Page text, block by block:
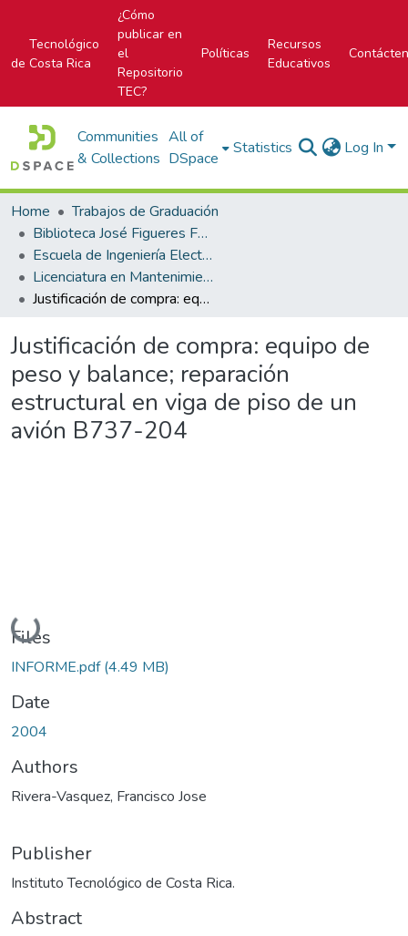
Tecnológico
de Costa Rica
¿Cómo
publicar en
el
Repositorio
TEC?
Políticas
Recursos
Educativos
Communities
& Collections
All of
DSpace
Statistics Log In
Home
Trabajos de Graduación
Biblioteca José Figueres Ferrer
Escuela de Ingeniería Electromecánica
Licenciatura en Mantenimiento Industrial
Justificación de compra: equipo de peso y balance; reparación estructural en viga de piso de un avión B737-204
Justificación de compra: equipo de
peso y balance; reparación
estructural en viga de piso de un
avión B737-204
Loading...
Files
INFORME.pdf(4.49 MB)
Date
2004
Authors
Rivera-Vasquez, Francisco Jose
Publisher
Instituto Tecnológico de Costa Rica.
Abstract